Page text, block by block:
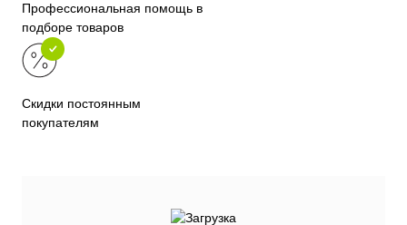
Профессиональная помощь в
подборе товаров
Скидки постоянным
покупателям